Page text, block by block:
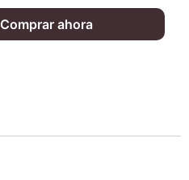
Comprar ahora